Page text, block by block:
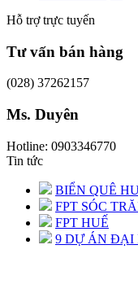
Hỗ trợ trực tuyến
Tư vấn bán hàng
(028) 37262157
Ms. Duyên
Hotline: 0903346770
Tin tức
BIỂN QUÊ
FPT SÓC
FPT HUẾ
9 DỰ ÁN ĐẠI